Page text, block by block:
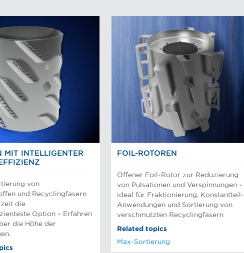
MIT INTELLIGENTER
von
und Recyclingfasern
die
Option – Erfahren
die Höhe der
FOIL-ROTOREN
Offener Foil-Rotor zur Reduzierung
von Pulsationen und Verspinnungen –
ideal für Fraktionierung, Konstantteil-
Anwendungen und Sortierung von
verschmutzten Recyclingfasern
Related topics
Max-Sortierung